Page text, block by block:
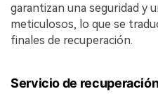
garantizan una seguridad y
meticulosos, lo que se
finales de recuperación.
Servicio de